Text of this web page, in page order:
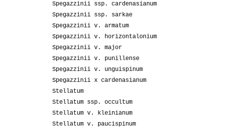
Spegazzinii ssp. cardenasianum
Spegazzinii ssp. sarkae
Spegazzinii v. armatum
Spegazzinii v. horizontalonium
Spegazzinii v. major
Spegazzinii v. punillense
Spegazzinii v. unguispinum
Spegazzinii x cardenasianum
Stellatum
Stellatum ssp. occultum
Stellatum v. kleinianum
Stellatum v. paucispinum